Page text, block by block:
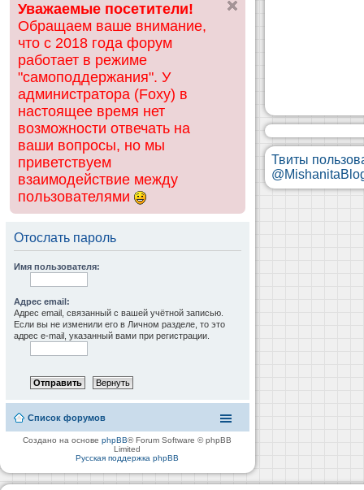
ск
Уважаемые посетители!
Обращаем ваше внимание,
что с 2018 года форум
работает в режиме
"самоподдержания". У
администратора (Foxy) в
настоящее время нет
возможности отвечать на
ваши вопросы, но мы
приветствуем
взаимодействие между
пользователями
Отослать пароль
Имя пользователя:
Адрес email:
Адрес email, связанный с вашей учётной записью.
Если вы не изменили его в Личном разделе, то это
адрес e-mail, указанный вами при регистрации.
Список форумов
Создано на основеphpBB® Forum Software © phpBB
Limited
Русская поддержка phpBB
Твиты